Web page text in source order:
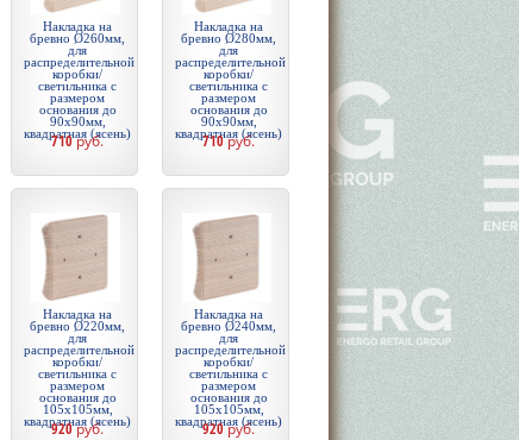
Накладка на
бревно Ø260мм,
для
распределительной
коробки/
светильника с
размером
основания до
90х90мм,
квадратная (ясень)
710руб.
Накладка на
бревно Ø280мм,
для
распределительной
коробки/
светильника с
размером
основания до
90х90мм,
квадратная (ясень)
710руб.
Накладка на
бревно Ø220мм,
для
распределительной
коробки/
светильника с
размером
основания до
105х105мм,
квадратная (ясень)
920руб.
Накладка на
бревно Ø240мм,
для
распределительной
коробки/
светильника с
размером
основания до
105х105мм,
квадратная (ясень)
920руб.